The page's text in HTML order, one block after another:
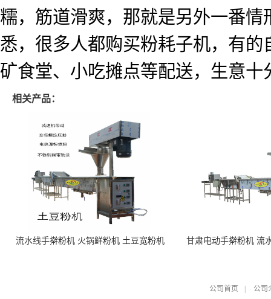
糯，筋道滑爽，那就是另外一番
悉，很多人都购买粉耗子机，有
矿食堂、小吃摊点等配送，生意十
相关产品：
流水线手擀粉机 火锅鲜粉机 土豆宽粉机 甘肃电动手擀粉机 流
公司首页 公司